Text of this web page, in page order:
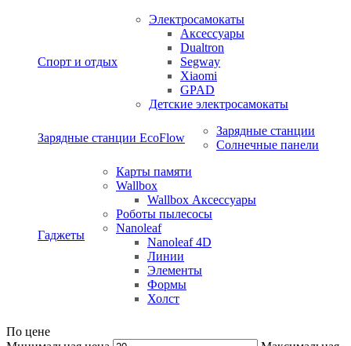
Спорт и отдых
Электросамокаты
Аксессуары
Dualtron
Segway
Xiaomi
GPAD
Детские электросамокаты
Зарядные станции EcoFlow
Зарядные станции
Солнечные панели
Гаджеты
Карты памяти
Wallbox
Wallbox Аксессуары
Роботы пылесосы
Nanoleaf
Nanoleaf 4D
Линии
Элементы
Формы
Холст
По цене